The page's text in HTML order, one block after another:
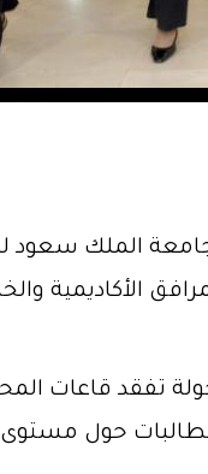
الملك سعود
الأكاديمية
تفقد قاعات
حول مستوى